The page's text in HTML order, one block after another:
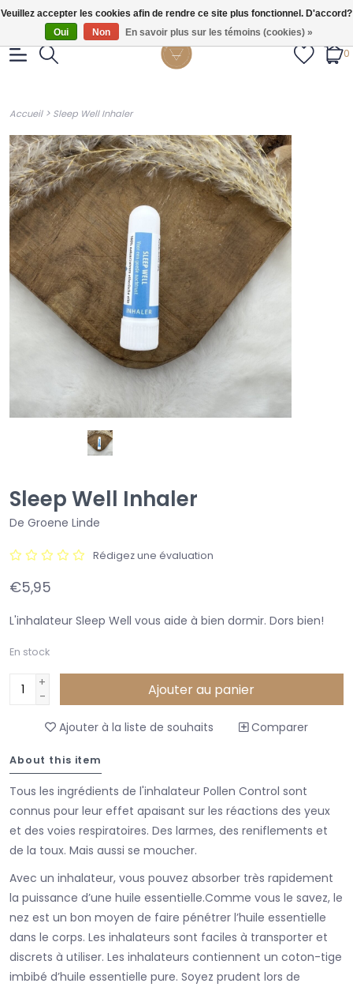
Gratis verzendig vanaf €55.
0
Accueil> Sleep Well Inhaler
Sleep Well Inhaler
De Groene Linde
Rédigez une évaluation
€5,95
L'inhalateur Sleep Well vous aide à bien dormir. Dors bien!
En stock
+
-
Ajouter au panier
Ajouter à la liste de souhaits Comparer
About this item
Tous les ingrédients de l'inhalateur Pollen Control sont
connus pour leur effet apaisant sur les réactions des yeux
et des voies respiratoires. Des larmes, des reniflements et
de la toux. Mais aussi se moucher.
Avec un inhalateur, vous pouvez absorber très rapidement
la puissance d’une huile essentielle.Comme vous le savez, le
nez est un bon moyen de faire pénétrer l’huile essentielle
dans le corps. Les inhalateurs sont faciles à transporter et
discrets à utiliser. Les inhalateurs contiennent un coton-tige
imbibé d’huile essentielle pure. Soyez prudent lors de
Veuillez accepter les cookies afin de rendre ce site plus fonctionnel. D'accord?
Oui
Non En savoir plus sur les témoins (cookies) »